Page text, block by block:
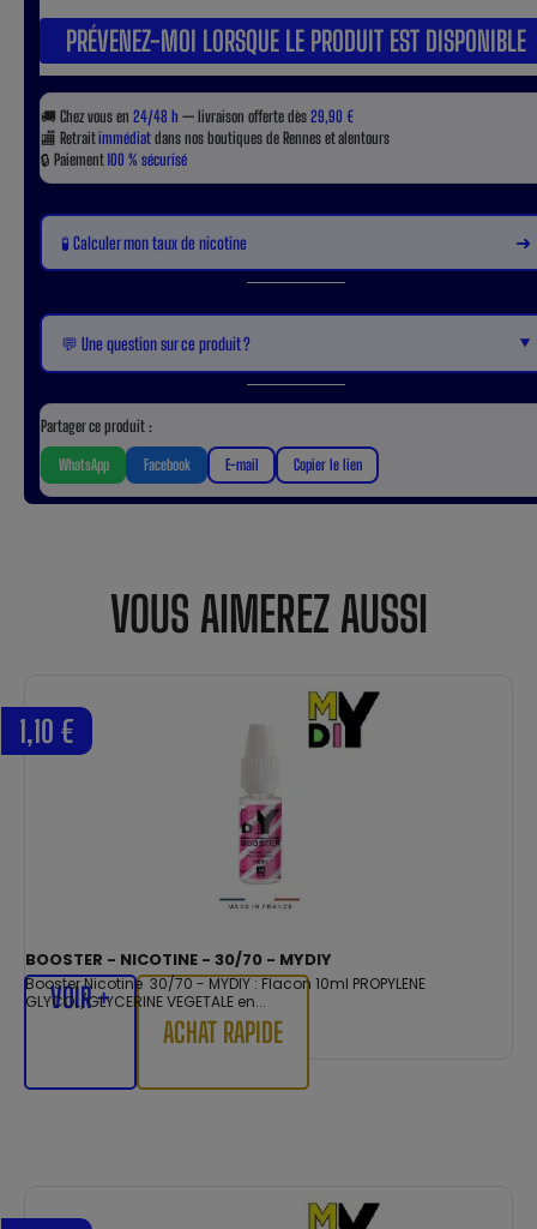
PRÉVENEZ-MOI LORSQUE LE PRODUIT EST DISPONIBLE
🚚 Chez vous en 24/48 h — livraison offerte dès29,90 €
🏬 Retraitimmédiatdans nos boutiques de Rennes et alentours
🔒 Paiement100 % sécurisé
🧪 Calculer mon taux de nicotine ➜
💬 Une question sur ce produit ? ▼
Partager ce produit :
WhatsApp Facebook E-mail Copier le lien
VOUS AIMEREZ AUSSI
BOOSTER - NICOTINE - 30/70 - MYDIY
Booster Nicotine 30/70 - MYDIY : Flacon 10ml PROPYLENE
GLYCOL/GLYCERINE VEGETALE en...
1,10 €
VOIR +
ACHAT RAPIDE